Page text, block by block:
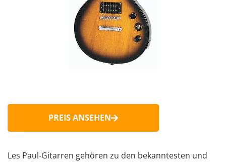
PREIS ANSEHEN
Les Paul-Gitarren gehören zu den bekanntesten und